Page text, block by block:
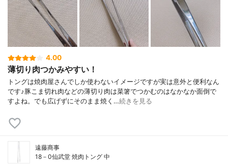
4.00
薄切り肉つかみやすい！
トングは焼肉屋さんでしか使わないイメージですが実は意外と便利なん
です♪豚こま切れ肉などの薄切り肉は菜箸でつかむのはなかなか面倒で
すよね。でも広げずにそのまま焼く…続きを見る
遠藤商事
18－0仙武堂 焼肉トング 中